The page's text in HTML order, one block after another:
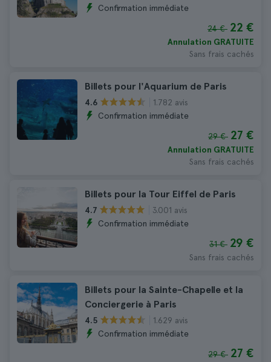
Confirmation immédiate
24 € 22 €
Annulation GRATUITE
Sans frais cachés
Billets pour l'Aquarium de Paris
4.6
1.782 avis
Confirmation immédiate
29 € 27 €
Annulation GRATUITE
Sans frais cachés
Billets pour la Tour Eiffel de Paris
4.7
3.001 avis
Confirmation immédiate
31 € 29 €
Sans frais cachés
Billets pour la Sainte-Chapelle et la
Conciergerie à Paris
4.5
1.629 avis
Confirmation immédiate
29 € 27 €